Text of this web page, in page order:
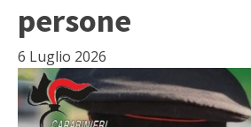
persone
6 Luglio 2026